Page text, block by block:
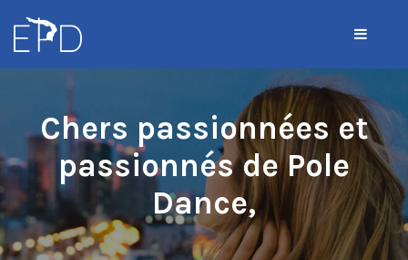
Chers passionnées et
passionnés de Pole
Dance,